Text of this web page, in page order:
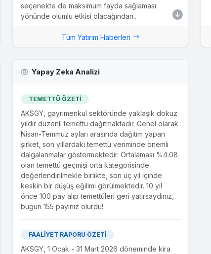
seçenekte de maksimum fayda sağlaması
yönünde olumlu etkisi olacağından...
Tüm Yatırım Haberleri
Yapay Zeka Analizi
TEMETTÜ ÖZETİ
AKSGY, gayrimenkul sektöründe yaklaşık dokuz
yıldır düzenli temettü dağıtmaktadır. Genel olarak
Nisan-Temmuz ayları arasında dağıtım yapan
şirket, son yıllardaki temettü veriminde önemli
dalgalanmalar göstermektedir. Ortalaması %4.08
olan temettü geçmişi orta kategorisinde
değerlendirilmekle birlikte, son üç yıl içinde
keskin bir düşüş eğilimi görülmektedir. 10 yıl
önce 100 pay alıp temettüleri geri yatırsaydınız,
bugün 155 payınız olurdu!
FAALİYET RAPORU ÖZETİ
AKSGY, 1 Ocak - 31 Mart 2026 döneminde kira